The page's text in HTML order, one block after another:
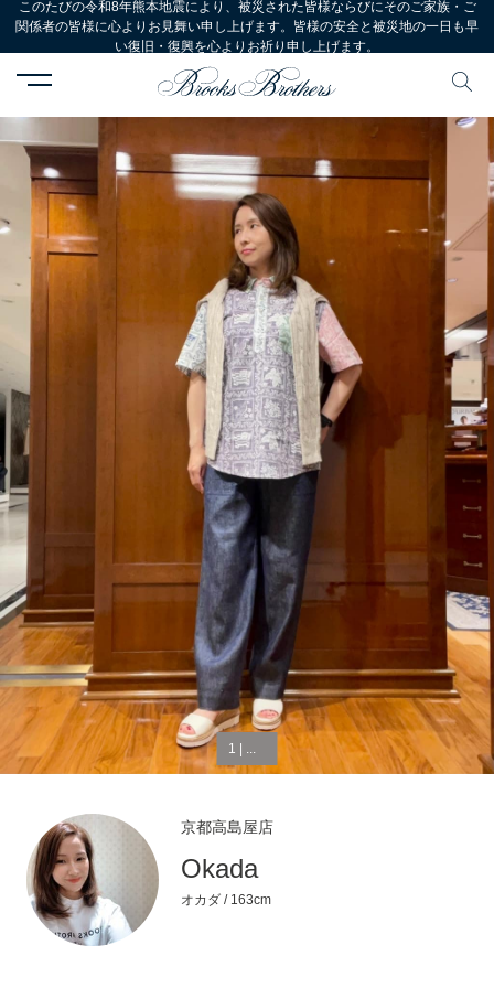
このたびの令和8年熊本地震により、被災された皆様ならびにそのご家族・ご
関係者の皆様に心よりお見舞い申し上げます。皆様の安全と被災地の一日も早
い復旧・復興を心よりお祈り申し上げます。
HOME コーディネート コーディネート詳細
1 | ...
京都高島屋店
Okada
オカダ/ 163cm